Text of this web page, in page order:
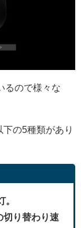
るので様々な
の5種類があり
り替わり速